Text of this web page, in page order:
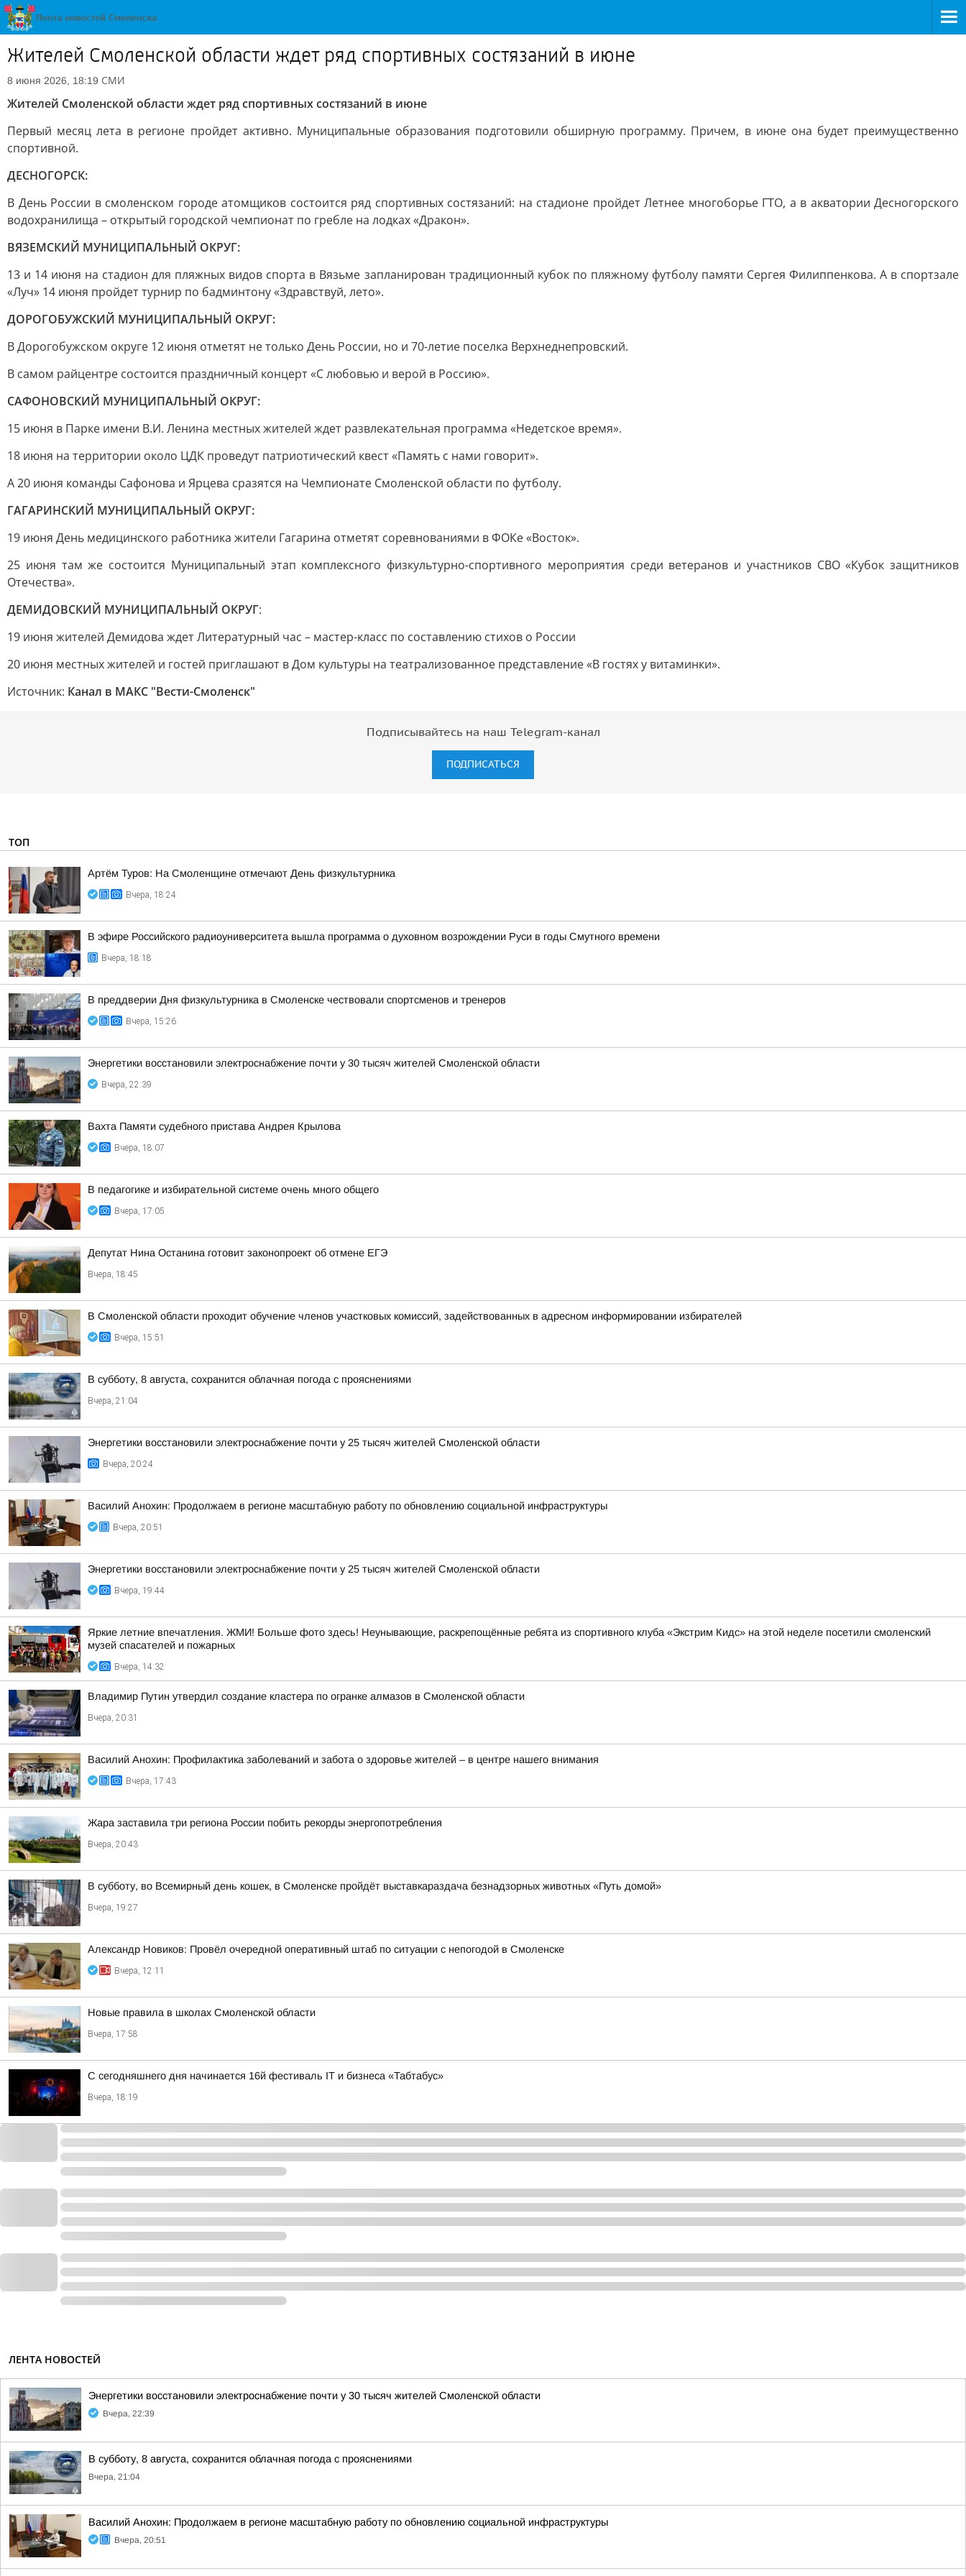
Жителей Смоленской области ждет ряд спортивных состязаний в июне
8 июня 2026, 18:19 СМИ
Жителей Смоленской области ждет ряд спортивных состязаний в июне
Первый месяц лета в регионе пройдет активно. Муниципальные образования подготовили обширную программу. Причем, в июне она будет преимущественно
спортивной.
ДЕСНОГОРСК:
В День России в смоленском городе атомщиков состоится ряд спортивных состязаний: на стадионе пройдет Летнее многоборье ГТО, а в акватории Десногорского
водохранилища – открытый городской чемпионат по гребле на лодках «Дракон».
ВЯЗЕМСКИЙ МУНИЦИПАЛЬНЫЙ ОКРУГ:
13 и 14 июня на стадион для пляжных видов спорта в Вязьме запланирован традиционный кубок по пляжному футболу памяти Сергея Филиппенкова. А в спортзале
«Луч» 14 июня пройдет турнир по бадминтону «Здравствуй, лето».
ДОРОГОБУЖСКИЙ МУНИЦИПАЛЬНЫЙ ОКРУГ:
В Дорогобужском округе 12 июня отметят не только День России, но и 70-летие поселка Верхнеднепровский.
В самом райцентре состоится праздничный концерт «С любовью и верой в Россию».
САФОНОВСКИЙ МУНИЦИПАЛЬНЫЙ ОКРУГ:
15 июня в Парке имени В.И. Ленина местных жителей ждет развлекательная программа «Недетское время».
18 июня на территории около ЦДК проведут патриотический квест «Память с нами говорит».
А 20 июня команды Сафонова и Ярцева сразятся на Чемпионате Смоленской области по футболу.
ГАГАРИНСКИЙ МУНИЦИПАЛЬНЫЙ ОКРУГ:
19 июня День медицинского работника жители Гагарина отметят соревнованиями в ФОКе «Восток».
25 июня там же состоится Муниципальный этап комплексного физкультурно-спортивного мероприятия среди ветеранов и участников СВО «Кубок защитников
Отечества».
ДЕМИДОВСКИЙ МУНИЦИПАЛЬНЫЙ ОКРУГ:
19 июня жителей Демидова ждет Литературный час – мастер-класс по составлению стихов о России
20 июня местных жителей и гостей приглашают в Дом культуры на театрализованное представление «В гостях у витаминки».
Источник: Канал в МАКС "Вести-Смоленск"
Подписывайтесь на наш Telegram-канал
ПОДПИСАТЬСЯ
ТОП
Артём Туров: На Смоленщине отмечают День физкультурника
Вчера, 18:24
В эфире Российского радиоуниверситета вышла программа о духовном возрождении Руси в годы Смутного времени
Вчера, 18:18
В преддверии Дня физкультурника в Смоленске чествовали спортсменов и тренеров
Вчера, 15:26
Энергетики восстановили электроснабжение почти у 30 тысяч жителей Смоленской области
Вчера, 22:39
Вахта Памяти судебного пристава Андрея Крылова
Вчера, 18:07
В педагогике и избирательной системе очень много общего
Вчера, 17:05
Депутат Нина Останина готовит законопроект об отмене ЕГЭ
Вчера, 18:45
В Смоленской области проходит обучение членов участковых комиссий, задействованных в адресном информировании избирателей
Вчера, 15:51
В субботу, 8 августа, сохранится облачная погода с прояснениями
Вчера, 21:04
Энергетики восстановили электроснабжение почти у 25 тысяч жителей Смоленской области
Вчера, 20:24
Василий Анохин: Продолжаем в регионе масштабную работу по обновлению социальной инфраструктуры
Вчера, 20:51
Энергетики восстановили электроснабжение почти у 25 тысяч жителей Смоленской области
Вчера, 19:44
Яркие летние впечатления. ЖМИ! Больше фото здесь! Неунывающие, раскрепощённые ребята из спортивного клуба «Экстрим Кидс» на этой неделе посетили смоленский
музей спасателей и пожарных
Вчера, 14:32
Владимир Путин утвердил создание кластера по огранке алмазов в Смоленской области
Вчера, 20:31
Василий Анохин: Профилактика заболеваний и забота о здоровье жителей – в центре нашего внимания
Вчера, 17:43
Жара заставила три региона России побить рекорды энергопотребления
Вчера, 20:43
В субботу, во Всемирный день кошек, в Смоленске пройдёт выставкараздача безнадзорных животных «Путь домой»
Вчера, 19:27
Александр Новиков: Провёл очередной оперативный штаб по ситуации с непогодой в Смоленске
Вчера, 12:11
Новые правила в школах Смоленской области
Вчера, 17:58
С сегодняшнего дня начинается 16й фестиваль IT и бизнеса «Табтабус»
Вчера, 18:19
ЛЕНТА НОВОСТЕЙ
Энергетики восстановили электроснабжение почти у 30 тысяч жителей Смоленской области
Вчера, 22:39
В субботу, 8 августа, сохранится облачная погода с прояснениями
Вчера, 21:04
Василий Анохин: Продолжаем в регионе масштабную работу по обновлению социальной инфраструктуры
Вчера, 20:51